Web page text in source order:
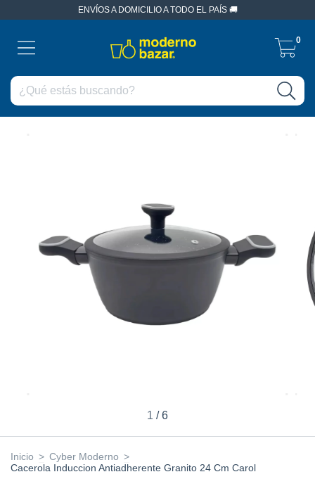
ENVÍOS A DOMICILIO A TODO EL PAÍS 🚚
0
1 /6
Inicio > Cyber Moderno >
Cacerola Induccion Antiadherente Granito 24 Cm Carol